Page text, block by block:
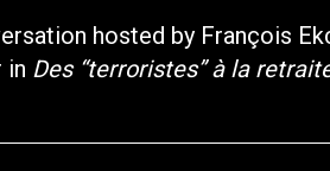
hosted by François
in Des “terroristes” à la